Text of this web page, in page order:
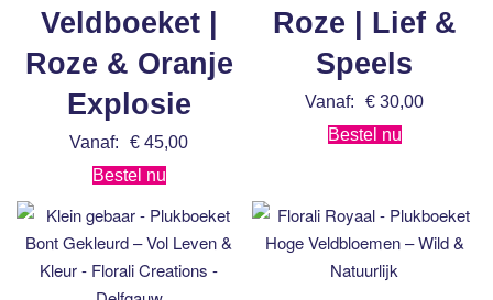
Veldboeket |
Roze & Oranje
Explosie
Vanaf: € 45,00
Bestel nu
Roze | Lief &
Speels
Vanaf: € 30,00
Bestel nu